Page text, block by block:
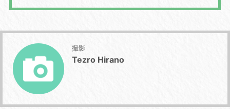
撮影
Tezro Hirano